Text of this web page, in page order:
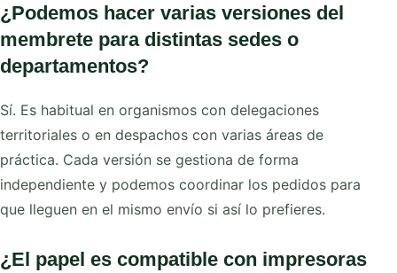
¿Podemos hacer varias versiones del
membrete para distintas sedes o
departamentos?
Sí. Es habitual en organismos con delegaciones
territoriales o en despachos con varias áreas de
práctica. Cada versión se gestiona de forma
independiente y podemos coordinar los pedidos para
que lleguen en el mismo envío si así lo prefieres.
¿El papel es compatible con impresoras